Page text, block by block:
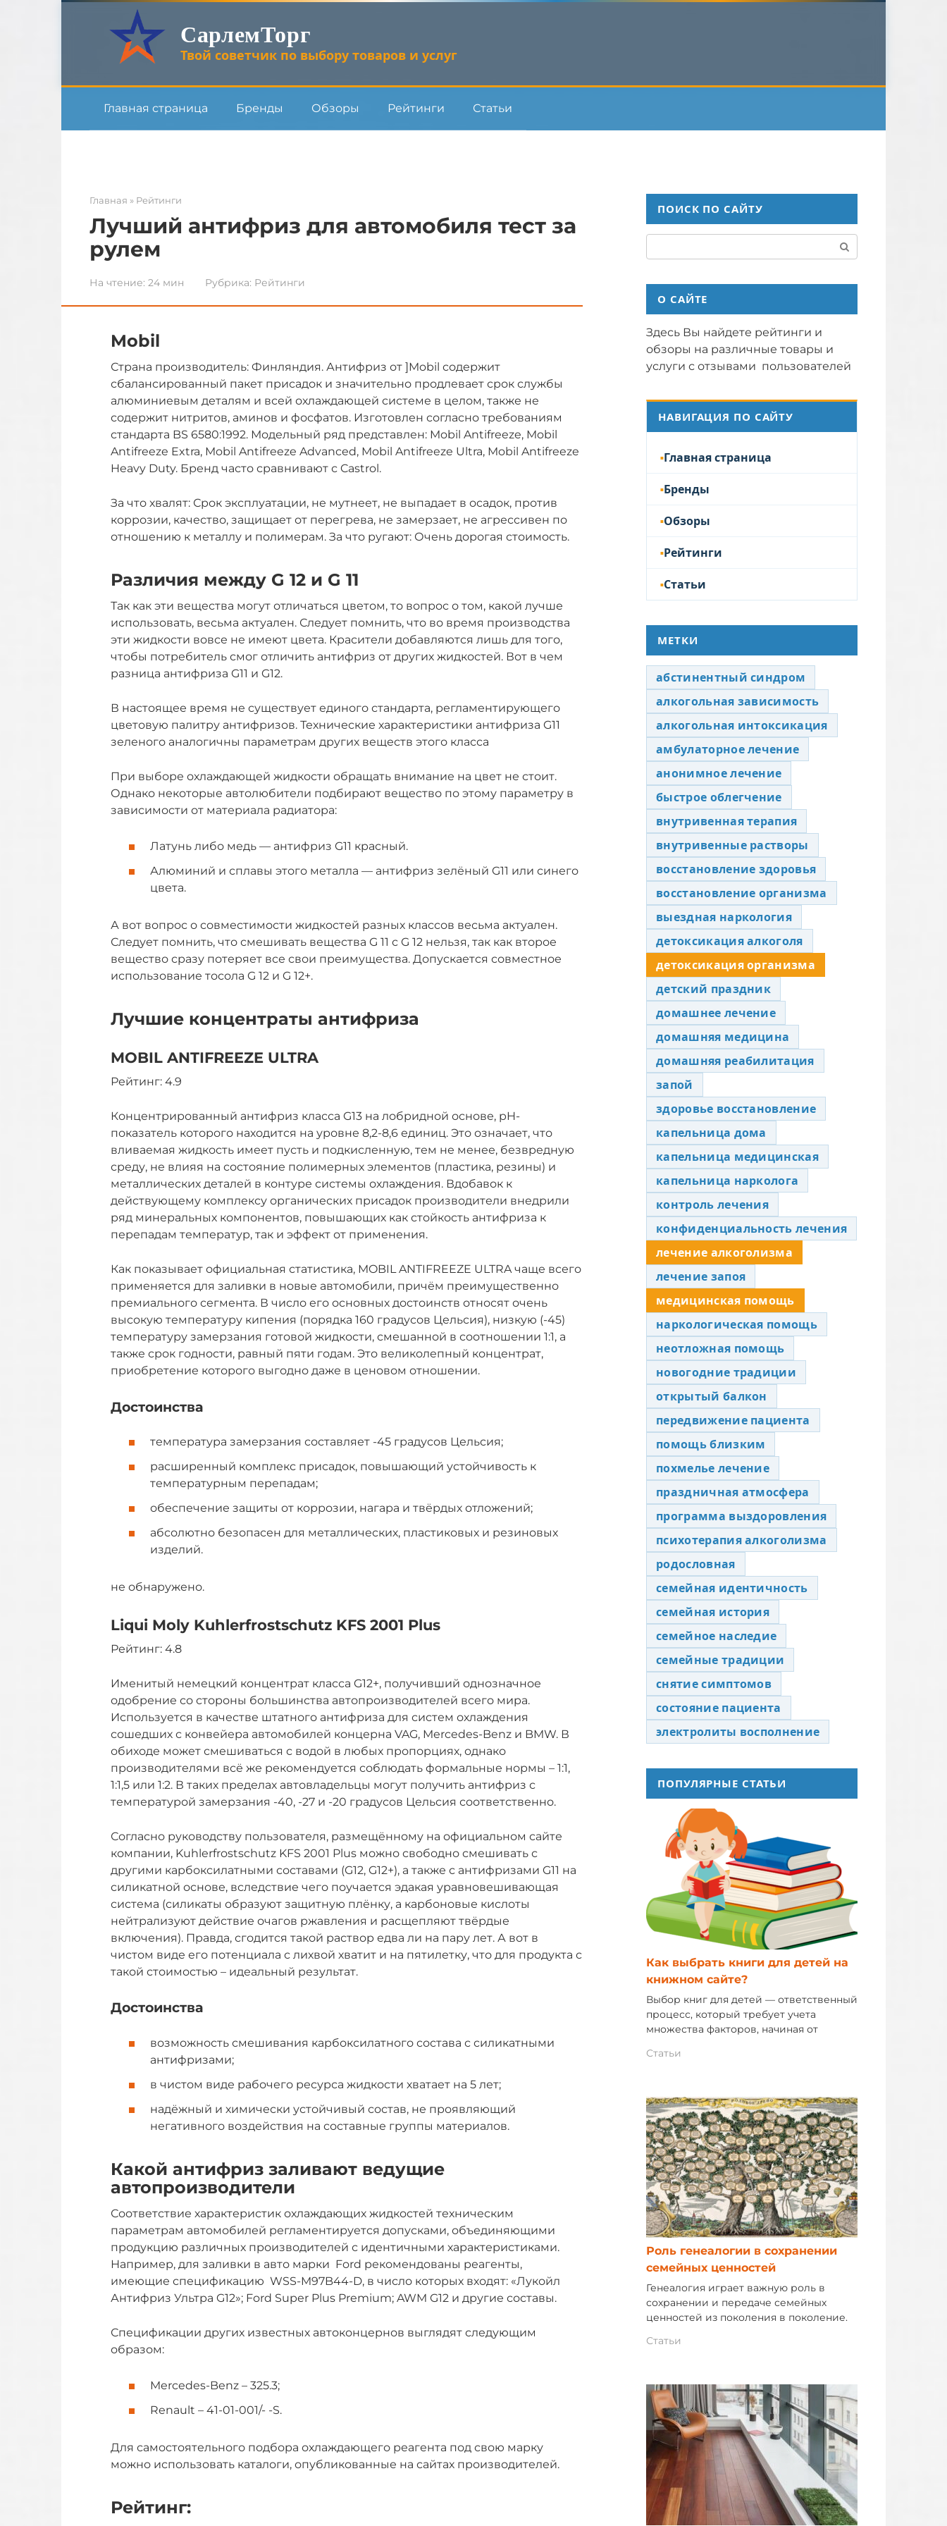
СарлемТорг
Твой советчик по выбору товаров и услуг
Главная страница Бренды Обзоры Рейтинги Статьи
Главная » Рейтинги
Лучший антифриз для автомобиля тест за
рулем
На чтение: 24 мин Рубрика: Рейтинги
Mobil
Страна производитель: Финляндия. Антифриз от ]Mobil содержит
сбалансированный пакет присадок и значительно продлевает срок службы
алюминиевым деталям и всей охлаждающей системе в целом, также не
содержит нитритов, аминов и фосфатов. Изготовлен согласно требованиям
стандарта BS 6580:1992. Модельный ряд представлен: Mobil Antifreeze, Mobil
Antifreeze Extra, Mobil Antifreeze Advanced, Mobil Antifreeze Ultra, Mobil Antifreeze
Heavy Duty. Бренд часто сравнивают с Castrol.
За что хвалят: Срок эксплуатации, не мутнеет, не выпадает в осадок, против
коррозии, качество, защищает от перегрева, не замерзает, не агрессивен по
отношению к металлу и полимерам. За что ругают: Очень дорогая стоимость.
Различия между G 12 и G 11
Так как эти вещества могут отличаться цветом, то вопрос о том, какой лучше
использовать, весьма актуален. Следует помнить, что во время производства
эти жидкости вовсе не имеют цвета. Красители добавляются лишь для того,
чтобы потребитель смог отличить антифриз от других жидкостей. Вот в чем
разница антифриза G11 и G12.
В настоящее время не существует единого стандарта, регламентирующего
цветовую палитру антифризов. Технические характеристики антифриза G11
зеленого аналогичны параметрам других веществ этого класса
При выборе охлаждающей жидкости обращать внимание на цвет не стоит.
Однако некоторые автолюбители подбирают вещество по этому параметру в
зависимости от материала радиатора:
Латунь либо медь — антифриз G11 красный.
Алюминий и сплавы этого металла — антифриз зелёный G11 или синего
цвета.
А вот вопрос о совместимости жидкостей разных классов весьма актуален.
Следует помнить, что смешивать вещества G 11 с G 12 нельзя, так как второе
вещество сразу потеряет все свои преимущества. Допускается совместное
использование тосола G 12 и G 12+.
Лучшие концентраты антифриза
MOBIL ANTIFREEZE ULTRA
Рейтинг: 4.9
Концентрированный антифриз класса G13 на лобридной основе, pH-
показатель которого находится на уровне 8,2-8,6 единиц. Это означает, что
вливаемая жидкость имеет пусть и подкисленную, тем не менее, безвредную
среду, не влияя на состояние полимерных элементов (пластика, резины) и
металлических деталей в контуре системы охлаждения. Вдобавок к
действующему комплексу органических присадок производители внедрили
ряд минеральных компонентов, повышающих как стойкость антифриза к
перепадам температур, так и эффект от применения.
Как показывает официальная статистика, MOBIL ANTIFREEZE ULTRA чаще всего
применяется для заливки в новые автомобили, причём преимущественно
премиального сегмента. В число его основных достоинств относят очень
высокую температуру кипения (порядка 160 градусов Цельсия), низкую (-45)
температуру замерзания готовой жидкости, смешанной в соотношении 1:1, а
также срок годности, равный пяти годам. Это великолепный концентрат,
приобретение которого выгодно даже в ценовом отношении.
Достоинства
температура замерзания составляет -45 градусов Цельсия;
расширенный комплекс присадок, повышающий устойчивость к
температурным перепадам;
обеспечение защиты от коррозии, нагара и твёрдых отложений;
абсолютно безопасен для металлических, пластиковых и резиновых
изделий.
не обнаружено.
Liqui Moly Kuhlerfrostschutz KFS 2001 Plus
Рейтинг: 4.8
Именитый немецкий концентрат класса G12+, получивший однозначное
одобрение со стороны большинства автопроизводителей всего мира.
Используется в качестве штатного антифриза для систем охлаждения
сошедших с конвейера автомобилей концерна VAG, Mercedes-Benz и BMW. В
обиходе может смешиваться с водой в любых пропорциях, однако
производителями всё же рекомендуется соблюдать формальные нормы – 1:1,
1:1,5 или 1:2. В таких пределах автовладельцы могут получить антифриз с
температурой замерзания -40, -27 и -20 градусов Цельсия соответственно.
Согласно руководству пользователя, размещённому на официальном сайте
компании, Kuhlerfrostschutz KFS 2001 Plus можно свободно смешивать с
другими карбоксилатными составами (G12, G12+), а также с антифризами G11 на
силикатной основе, вследствие чего поучается эдакая уравновешивающая
система (силикаты образуют защитную плёнку, а карбоновые кислоты
нейтрализуют действие очагов ржавления и расщепляют твёрдые
включения). Правда, сгодится такой раствор едва ли на пару лет. А вот в
чистом виде его потенциала с лихвой хватит и на пятилетку, что для продукта с
такой стоимостью – идеальный результат.
Достоинства
возможность смешивания карбоксилатного состава с силикатными
антифризами;
в чистом виде рабочего ресурса жидкости хватает на 5 лет;
надёжный и химически устойчивый состав, не проявляющий
негативного воздействия на составные группы материалов.
Какой антифриз заливают ведущие
автопроизводители
Соответствие характеристик охлаждающих жидкостей техническим
параметрам автомобилей регламентируется допусками, объединяющими
продукцию различных производителей с идентичными характеристиками.
Например, для заливки в авто марки Ford рекомендованы реагенты,
имеющие спецификацию WSS-M97B44-D, в число которых входят: «Лукойл
Антифриз Ультра G12»; Ford Super Plus Premium; AWM G12 и другие составы.
Спецификации других известных автоконцернов выглядят следующим
образом:
Mercedes-Benz – 325.3;
Renault – 41-01-001/- -S.
Для самостоятельного подбора охлаждающего реагента под свою марку
можно использовать каталоги, опубликованные на сайтах производителей.
Рейтинг:
ПОИСК ПО САЙТУ
О САЙТЕ
Здесь Вы найдете рейтинги и
обзоры на различные товары и
услуги с отзывами пользователей
НАВИГАЦИЯ ПО САЙТУ
Главная страница
Бренды
Обзоры
Рейтинги
Статьи
МЕТКИ
абстинентный синдром
алкогольная зависимость
алкогольная интоксикация
амбулаторное лечение
анонимное лечение
быстрое облегчение
внутривенная терапия
внутривенные растворы
восстановление здоровья
восстановление организма
выездная наркология
детоксикация алкоголя
детоксикация организма
детский праздник
домашнее лечение
домашняя медицина
домашняя реабилитация
запой
здоровье восстановление
капельница дома
капельница медицинская
капельница нарколога
контроль лечения
конфиденциальность лечения
лечение алкоголизма
лечение запоя
медицинская помощь
наркологическая помощь
неотложная помощь
новогодние традиции
открытый балкон
передвижение пациента
помощь близким
похмелье лечение
праздничная атмосфера
программа выздоровления
психотерапия алкоголизма
родословная
семейная идентичность
семейная история
семейное наследие
семейные традиции
снятие симптомов
состояние пациента
электролиты восполнение
ПОПУЛЯРНЫЕ СТАТЬИ
Как выбрать книги для детей на
книжном сайте?
Выбор книг для детей — ответственный
процесс, который требует учета
множества факторов, начиная от
Статьи
Роль генеалогии в сохранении
семейных ценностей
Генеалогия играет важную роль в
сохранении и передаче семейных
ценностей из поколения в поколение.
Статьи